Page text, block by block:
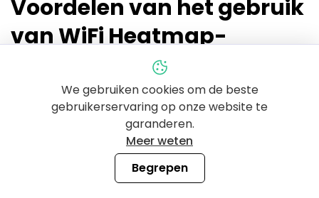
Voordelen van het gebruik
van WiFi Heatmap-
Verbeterde Bedrijfsefficiëntie
Verbeter de connectiviteit in kantoren,
winkelcentra, hotels en andere drukbezochte
We gebruiken cookies om de beste
gebruikerservaring op onze website te
garanderen.
Meer weten
Begrepen